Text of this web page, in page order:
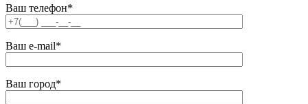
Ваш телефон*
Ваш e-mail*
Ваш город*